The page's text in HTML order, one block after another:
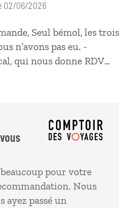
Seul bémol, les trois
n’avons pas eu. -
qui nous donne RDV
nous a pas parler car
la langue Créole, et
perdu) - Rencontre le
ni lieu, ni horaire,
02/06/2026
pour votre
Nous
ayez passé un